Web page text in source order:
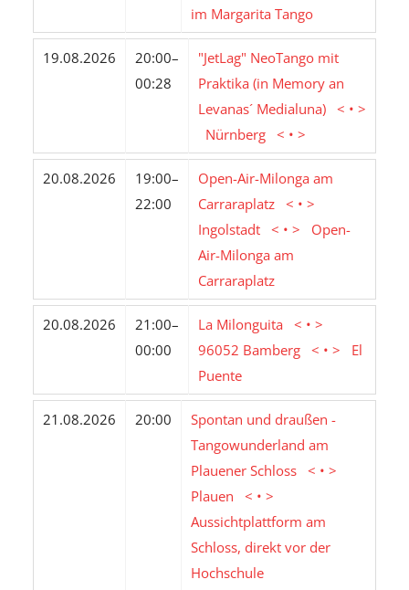
im Margarita Tango
19.08.2026
20:00–
00:28
"JetLag" NeoTango mit
Praktika (in Memory an
Levanas´ Medialuna) < • >
Nürnberg < • >
20.08.2026
19:00–
22:00
Open-Air-Milonga am
Carraraplatz < • >
Ingolstadt < • > Open-
Air-Milonga am
Carraraplatz
20.08.2026
21:00–
00:00
La Milonguita < • >
96052 Bamberg < • > El
Puente
21.08.2026 20:00
Spontan und draußen -
Tangowunderland am
Plauener Schloss < • >
Plauen < • >
Aussichtplattform am
Schloss, direkt vor der
Hochschule